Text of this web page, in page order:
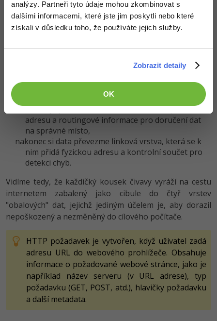
analýzy. Partneři tyto údaje mohou zkombinovat s
dalšími informacemi, které jste jim poskytli nebo které
získali v důsledku toho, že používáte jejich služby.
Zobrazit detaily
OK
dat z webového prohlížeče do webového serveru. Když
zadáme adresu URL v prohlížeči, s daty (HTTP
kde jsou balena do protokolu HTTP,
spolehlivého přenosu,
následně je přebírá síťová vrstva. Ta k nim přidá IP
adresu a routingové informace pro doručení dat
na správné místo,
nakonec si data převezme linková vrstva, která se k
nim přidá fyzickou adresu a kontrolní součet pro
detekci chyb.
Vidíme tedy, že každičký kousek čivavy vyráží na cestu
internetem zabalený jako cibule do čtyř vrstev
"obalových" dat, jejichž jediným účelem je, aby dorazil
nepoškozený a nezměněný do cílového počítače.
HTTP požadavek je vytvořen, když uživatel zadá
adresu URL do webového prohlížeče. Obsahuje
informace o požadované webové stránce, jako je
například název serveru (v URL adrese), typ
požadavku (GET, POST, atd.), hlavičky požadavku
a další metadata.